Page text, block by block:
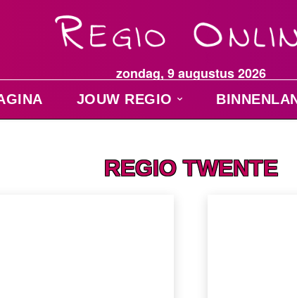
zondag, 9 augustus 2026
JOUW REGIO
REGIO TWENTE